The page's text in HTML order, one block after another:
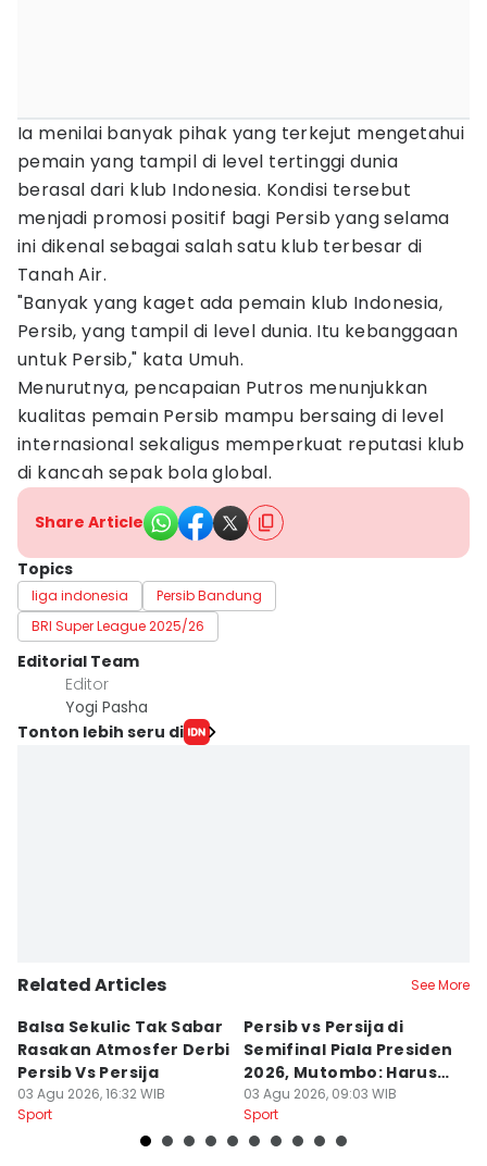
Ia menilai banyak pihak yang terkejut mengetahui
pemain yang tampil di level tertinggi dunia
berasal dari klub Indonesia. Kondisi tersebut
menjadi promosi positif bagi Persib yang selama
ini dikenal sebagai salah satu klub terbesar di
Tanah Air.
"Banyak yang kaget ada pemain klub Indonesia,
Persib, yang tampil di level dunia. Itu kebanggaan
untuk Persib," kata Umuh.
Menurutnya, pencapaian Putros menunjukkan
kualitas pemain Persib mampu bersaing di level
internasional sekaligus memperkuat reputasi klub
di kancah sepak bola global.
Share Article
Topics
liga indonesia
Persib Bandung
BRI Super League 2025/26
Editorial Team
Editor
Yogi Pasha
Tonton lebih seru di
Related Articles See More
Balsa Sekulic Tak Sabar
Rasakan Atmosfer Derbi
Persib Vs Persija
03 Agu 2026, 16:32 WIB
Sport
Persib vs Persija di
Semifinal Piala Presiden
2026, Mutombo: Harus
Menang
03 Agu 2026, 09:03 WIB
Sport